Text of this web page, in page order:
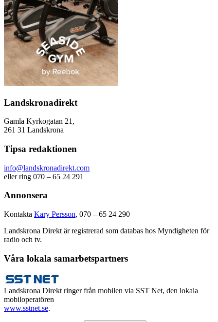
Landskronadirekt
Gamla Kyrkogatan 21,
261 31 Landskrona
Tipsa redaktionen
info@landskronadirekt.com
eller ring 070 – 65 24 291
Annonsera
Kontakta Kary Persson, 070 – 65 24 290
Landskrona Direkt är registrerad som databas hos Myndigheten för
radio och tv.
Våra lokala samarbetspartners
Landskrona Direkt ringer från mobilen via SST Net, den lokala
mobiloperatören
www.sstnet.se.